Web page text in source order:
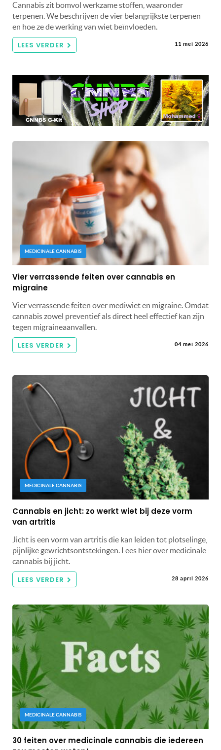
Cannabis zit bomvol werkzame stoffen, waaronder
terpenen. We beschrijven de vier belangrijkste terpenen
en hoe ze de werking van wiet beïnvloeden.
LEES VERDER 11 mei 2026
MEDICINALE CANNABIS
Vier verrassende feiten over cannabis en
migraine
Vier verrassende feiten over mediwiet en migraine. Omdat
cannabis zowel preventief als direct heel effectief kan zijn
tegen migraineaanvallen.
LEES VERDER 04 mei 2026
MEDICINALE CANNABIS
Cannabis en jicht: zo werkt wiet bij deze vorm
van artritis
Jicht is een vorm van artritis die kan leiden tot plotselinge,
pijnlijke gewrichtsontstekingen. Lees hier over medicinale
cannabis bij jicht.
LEES VERDER 28 april 2026
MEDICINALE CANNABIS
30 feiten over medicinale cannabis die iedereen